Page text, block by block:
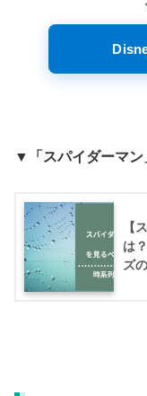
▼「スパイダーマン
【
は
ズ